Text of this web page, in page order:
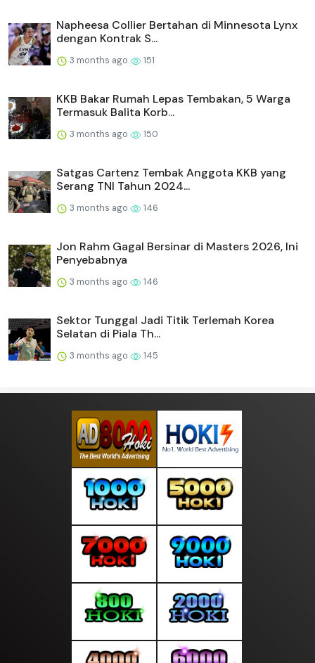
Napheesa Collier Bertahan di Minnesota Lynx
dengan Kontrak S...
3 months ago 151
KKB Bakar Rumah Lepas Tembakan, 5 Warga
Termasuk Balita Korb...
3 months ago 150
Satgas Cartenz Tembak Anggota KKB yang
Serang TNI Tahun 2024...
3 months ago 146
Jon Rahm Gagal Bersinar di Masters 2026, Ini
Penyebabnya
3 months ago 146
Sektor Tunggal Jadi Titik Terlemah Korea
Selatan di Piala Th...
3 months ago 145